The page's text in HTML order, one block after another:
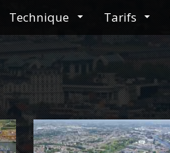
Technique Tarifs